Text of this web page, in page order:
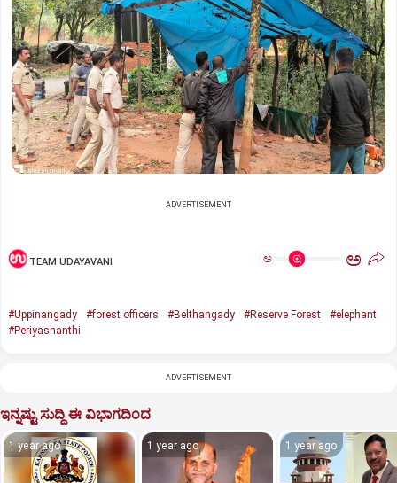
ADVERTISEMENT
TEAM UDAYAVANI ಅ ಅ
#Uppinangady #forest officers #Belthangady #Reserve Forest
#elephant
#Periyashanthi
ADVERTISEMENT
ಇನ್ನಷ್ಟು ಸುದ್ದಿ ಈ ವಿಭಾಗದಿಂದ
1 year ago 1 year ago 1 year ago